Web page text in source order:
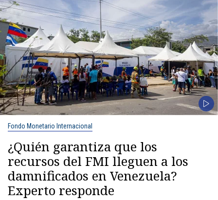
Fondo Monetario Internacional
¿Quién garantiza que los
recursos del FMI lleguen a los
damnificados en Venezuela?
Experto responde